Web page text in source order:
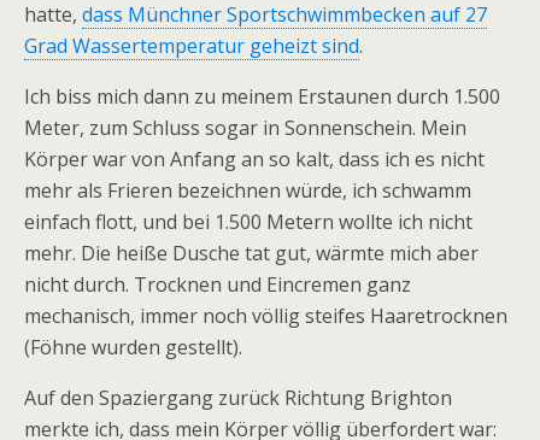
hatte, dass Münchner Sportschwimmbecken auf 27
Grad Wassertemperatur geheizt sind.
Ich biss mich dann zu meinem Erstaunen durch 1.500
Meter, zum Schluss sogar in Sonnenschein. Mein
Körper war von Anfang an so kalt, dass ich es nicht
mehr als Frieren bezeichnen würde, ich schwamm
einfach flott, und bei 1.500 Metern wollte ich nicht
mehr. Die heiße Dusche tat gut, wärmte mich aber
nicht durch. Trocknen und Eincremen ganz
mechanisch, immer noch völlig steifes Haaretrocknen
(Föhne wurden gestellt).
Auf den Spaziergang zurück Richtung Brighton
merkte ich, dass mein Körper völlig überfordert war: